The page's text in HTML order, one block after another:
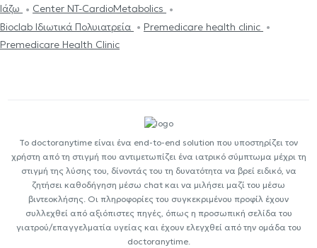
Ιάζω
Center NT-CardioMetabolics
Bioclab Ιδιωτικά Πολυιατρεία
Premedicare health clinic
Premedicare Health Clinic
Το doctoranytime είναι ένα end-to-end solution που υποστηρίζει τον
χρήστη από τη στιγμή που αντιμετωπίζει ένα ιατρικό σύμπτωμα μέχρι τη
στιγμή της λύσης του, δίνοντάς του τη δυνατότητα να βρεί ειδικό, να
ζητήσει καθοδήγηση μέσω chat και να μιλήσει μαζί του μέσω
βιντεοκλήσης. Οι πληροφορίες του συγκεκριμένου προφίλ έχουν
συλλεχθεί από αξιόπιστες πηγές, όπως η προσωπική σελίδα του
γιατρού/επαγγελματία υγείας και έχουν ελεγχθεί από την ομάδα του
doctoranytime.